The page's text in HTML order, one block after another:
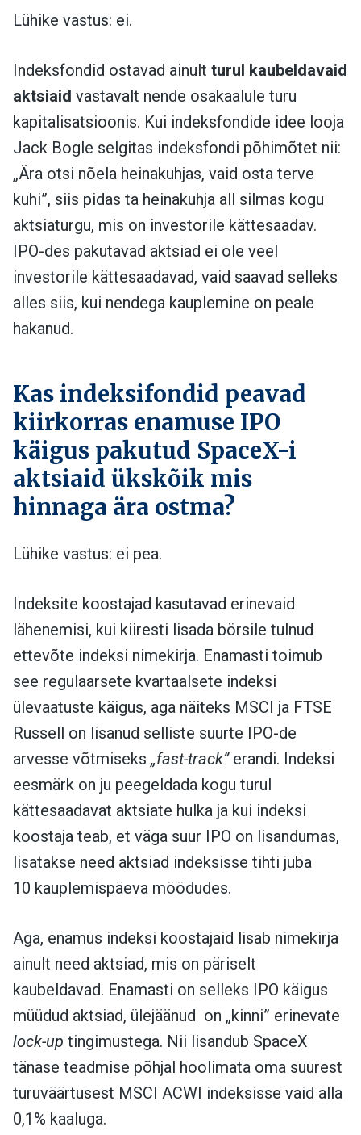
Lühike vastus: ei.
Indeksfondid ostavad ainult turul kaubeldavaid
aktsiaid vastavalt nende osakaalule turu
kapitalisatsioonis. Kui indeksfondide idee looja
Jack Bogle selgitas indeksfondi põhimõtet nii:
„Ära otsi nõela heinakuhjas, vaid osta terve
kuhi”, siis pidas ta heinakuhja all silmas kogu
aktsiaturgu, mis on investorile kättesaadav.
IPO-des pakutavad aktsiad ei ole veel
investorile kättesaadavad, vaid saavad selleks
alles siis, kui nendega kauplemine on peale
hakanud.
Kas indeksifondid peavad
kiirkorras enamuse IPO
käigus pakutud SpaceX-i
aktsiaid ükskõik mis
hinnaga ära ostma?
Lühike vastus: ei pea.
Indeksite koostajad kasutavad erinevaid
lähenemisi, kui kiiresti lisada börsile tulnud
ettevõte indeksi nimekirja. Enamasti toimub
see regulaarsete kvartaalsete indeksi
ülevaatuste käigus, aga näiteks MSCI ja FTSE
Russell on lisanud selliste suurte IPO-de
arvesse võtmiseks „fast-track”erandi. Indeksi
eesmärk on ju peegeldada kogu turul
kättesaadavat aktsiate hulka ja kui indeksi
koostaja teab, et väga suur IPO on lisandumas,
lisatakse need aktsiad indeksisse tihti juba
10 kauplemispäeva möödudes.
Aga, enamus indeksi koostajaid lisab nimekirja
ainult need aktsiad, mis on päriselt
kaubeldavad. Enamasti on selleks IPO käigus
müüdud aktsiad, ülejäänud on „kinni” erinevate
lock-up tingimustega. Nii lisandub SpaceX
tänase teadmise põhjal hoolimata oma suurest
turuväärtusest MSCI ACWI indeksisse vaid alla
0,1% kaaluga.